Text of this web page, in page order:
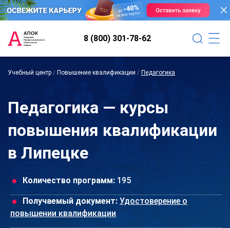
8 (800) 301-78-62
Учебный центр / Повышение квалификации / Педагогика
Педагогика — курсы
повышения квалификации
в Липецке
Количество программ: 195
Получаемый документ: Удостоверение о
повышении квалификации